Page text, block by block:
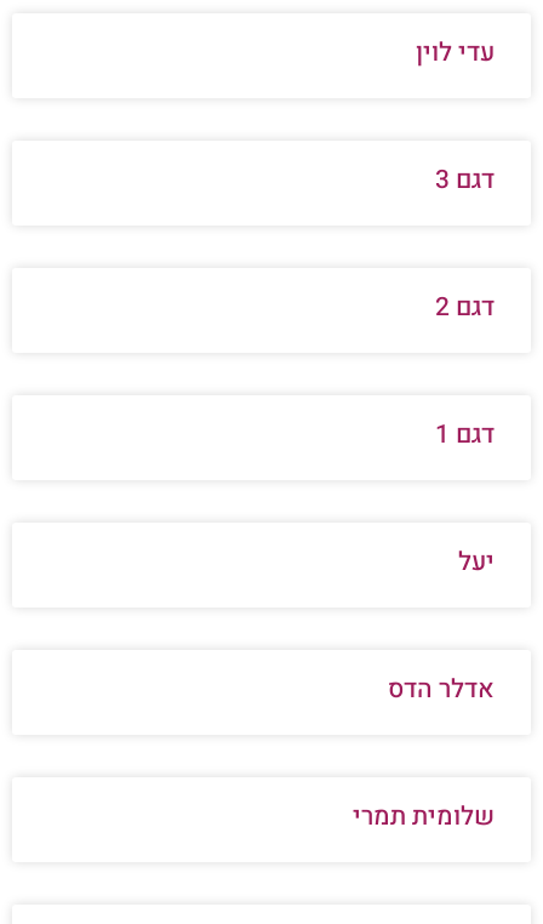
עדי לוין
דגם 3
דגם 2
דגם 1
יעל
אדלר הדס
שלומית תמרי